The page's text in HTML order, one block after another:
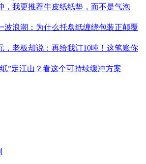
，我更推荐牛皮纸纸垫，而不是气泡
波浪潮：为什么托盘纸缠绕包装正颠覆
，老板却说：再给我订10吨！这笔账你
”定江山？看这个可持续缓冲方案